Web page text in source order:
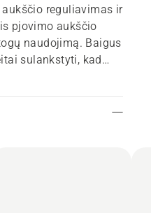
reguliavimas ir
pjovimo aukščio
naudojimą. Baigus
sulankstyti, kad
naudoti vieną